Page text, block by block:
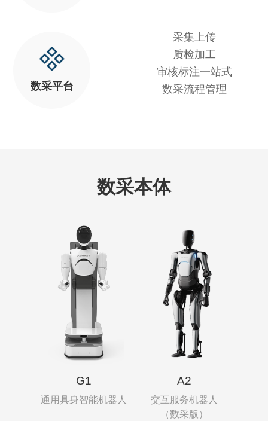
采集上传
质检加工
审核标注一站式
数采流程管理
数采平台
数采本体
G1
通用具身智能机器人
A2
交互服务机器人
（数采版）